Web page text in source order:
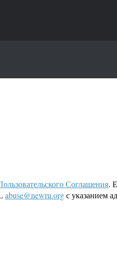
Соглашения.
abuse@newru.orgс указанием